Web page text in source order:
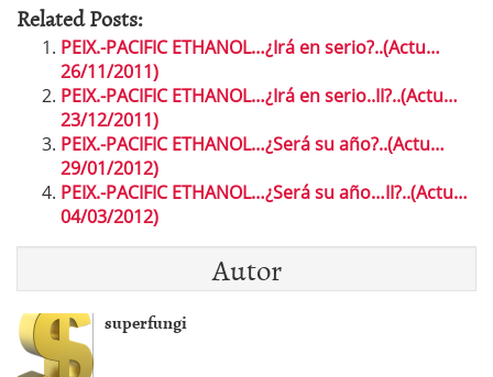
Related Posts:
PEIX.-PACIFIC ETHANOL…¿Irá en serio?..(Actu…
26/11/2011)
PEIX.-PACIFIC ETHANOL…¿Irá en serio..II?..(Actu…
23/12/2011)
PEIX.-PACIFIC ETHANOL…¿Será su año?..(Actu…
29/01/2012)
PEIX.-PACIFIC ETHANOL…¿Será su año…II?..(Actu…
04/03/2012)
Autor
superfungi